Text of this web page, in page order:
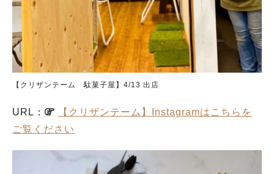
【クリザンテーム 駄菓子屋】4/13 出店
URL：
【クリザンテーム】Instagramはこちらを
ご覧ください